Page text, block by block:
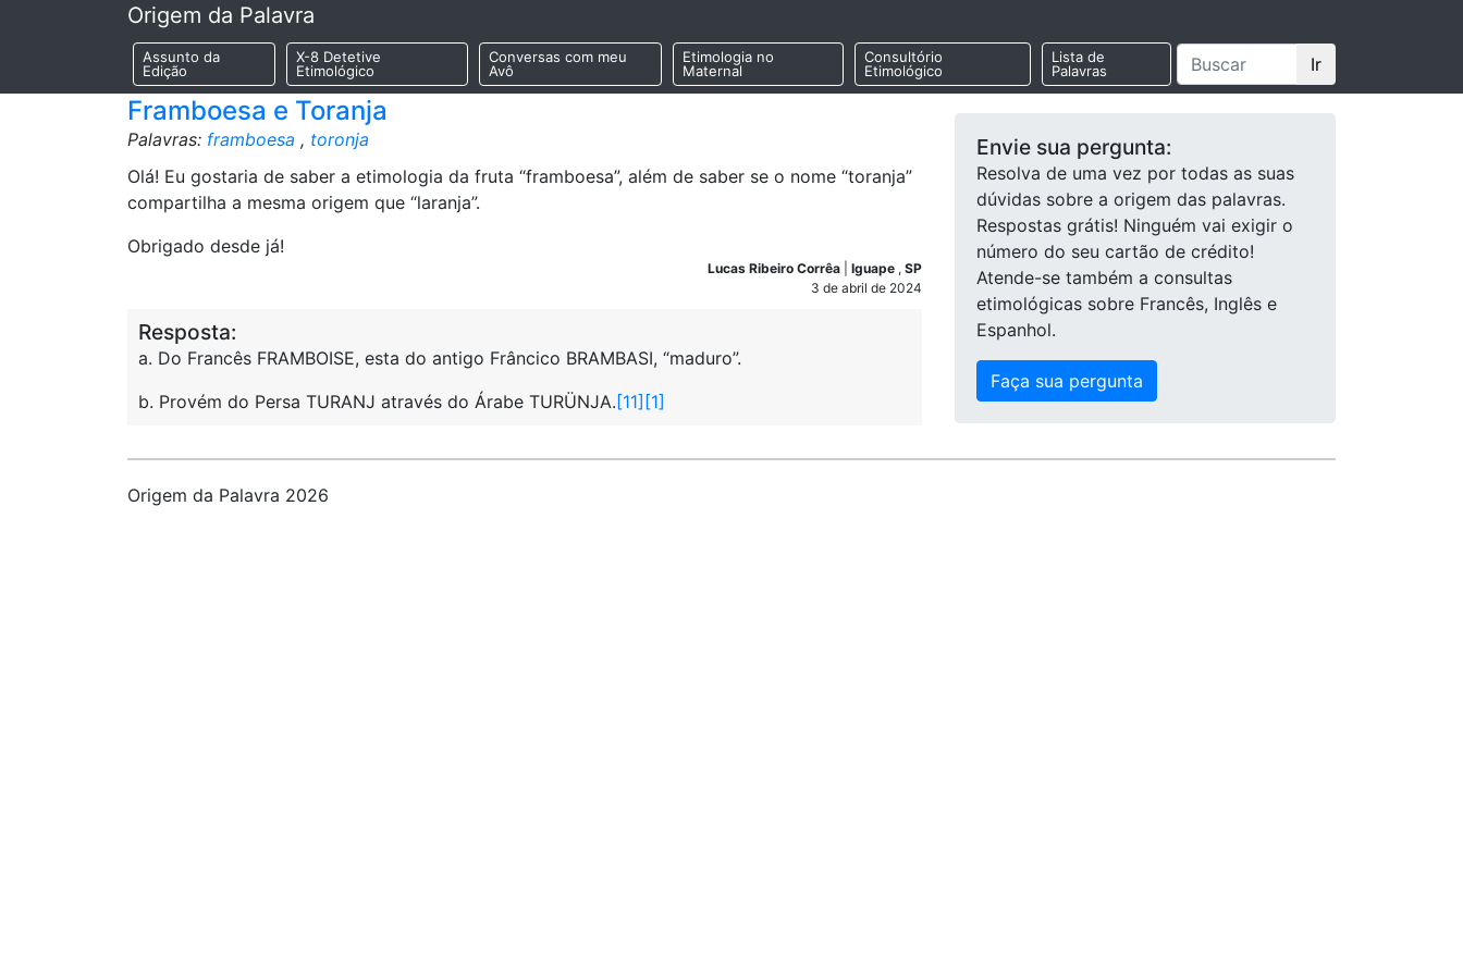
Origem da Palavra
Assunto da
Edição
X-8 Detetive
Etimológico
Conversas com meu
Avô
Etimologia no
Maternal
Consultório
Etimológico
Lista de
Palavras
Ir
Framboesa e Toranja
Palavras: framboesa , toronja
Olá! Eu gostaria de saber a etimologia da fruta “framboesa”, além de saber se o nome “toranja”
compartilha a mesma origem que “laranja”.
Obrigado desde já!
Lucas Ribeiro Corrêa Iguape , SP
3 de abril de 2024
Resposta:
a. Do Francês FRAMBOISE, esta do antigo Frâncico BRAMBASI, “maduro”.
b. Provém do Persa TURANJ através do Árabe TURÜNJA. [11] [1]
Envie sua pergunta:
Resolva de uma vez por todas as suas
dúvidas sobre a origem das palavras.
Respostas grátis! Ninguém vai exigir o
número do seu cartão de crédito!
Atende-se também a consultas
etimológicas sobre Francês, Inglês e
Espanhol.
Faça sua pergunta
Origem da Palavra 2026